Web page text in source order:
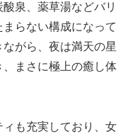
泉、薬草湯などバリ
らない構成になって
がら、夜は満天の星
まさに極上の癒し体
も充実しており、女